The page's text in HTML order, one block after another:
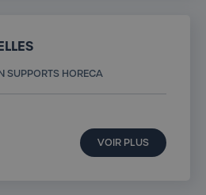
SUPPORTS HORECA
VOIR PLUS